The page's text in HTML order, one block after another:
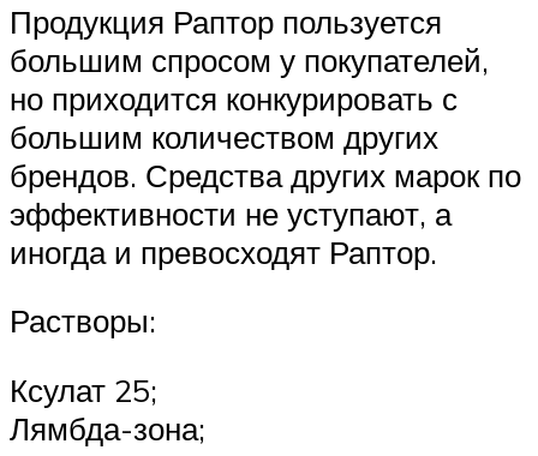
Продукция Раптор пользуется
большим спросом у покупателей,
но приходится конкурировать с
большим количеством других
брендов. Средства других марок по
эффективности не уступают, а
иногда и превосходят Раптор.
Растворы:
Ксулат 25;
Лямбда-зона;